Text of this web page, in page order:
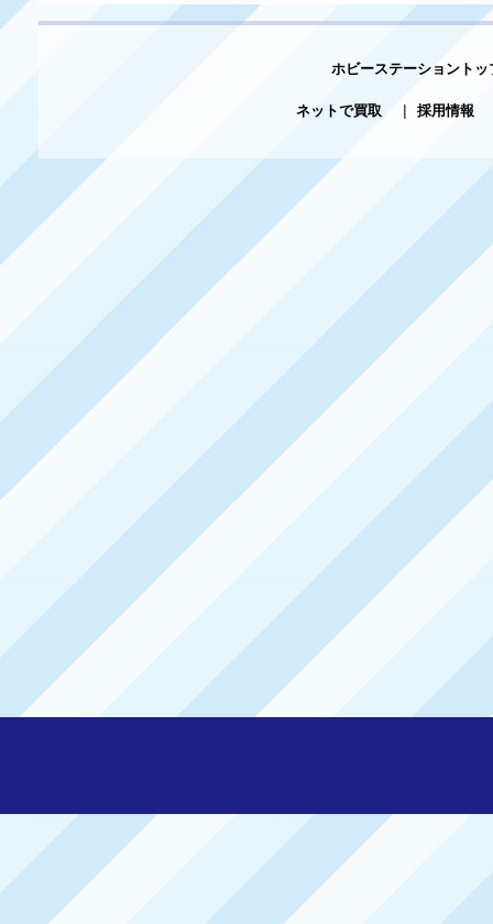
ホビーステーショントッ
ネットで買取
| 採用情報